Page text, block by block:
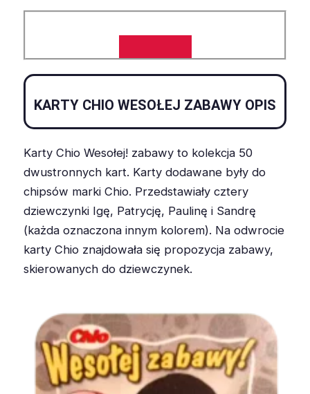
KARTY CHIO WESOŁEJ ZABAWY OPIS
Karty Chio Wesołej! zabawy to kolekcja 50
dwustronnych kart. Karty dodawane były do
chipsów marki Chio. Przedstawiały cztery
dziewczynki Igę, Patrycję, Paulinę i Sandrę
(każda oznaczona innym kolorem). Na odwrocie
karty Chio znajdowała się propozycja zabawy,
skierowanych do dziewczynek.